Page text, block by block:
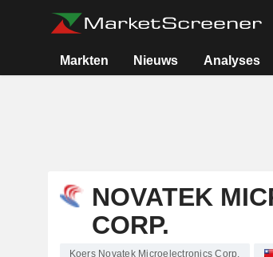
Markten Nieuws Analyses
NOVATEK
CORP.
Koers Novatek Microelectronics Corp.